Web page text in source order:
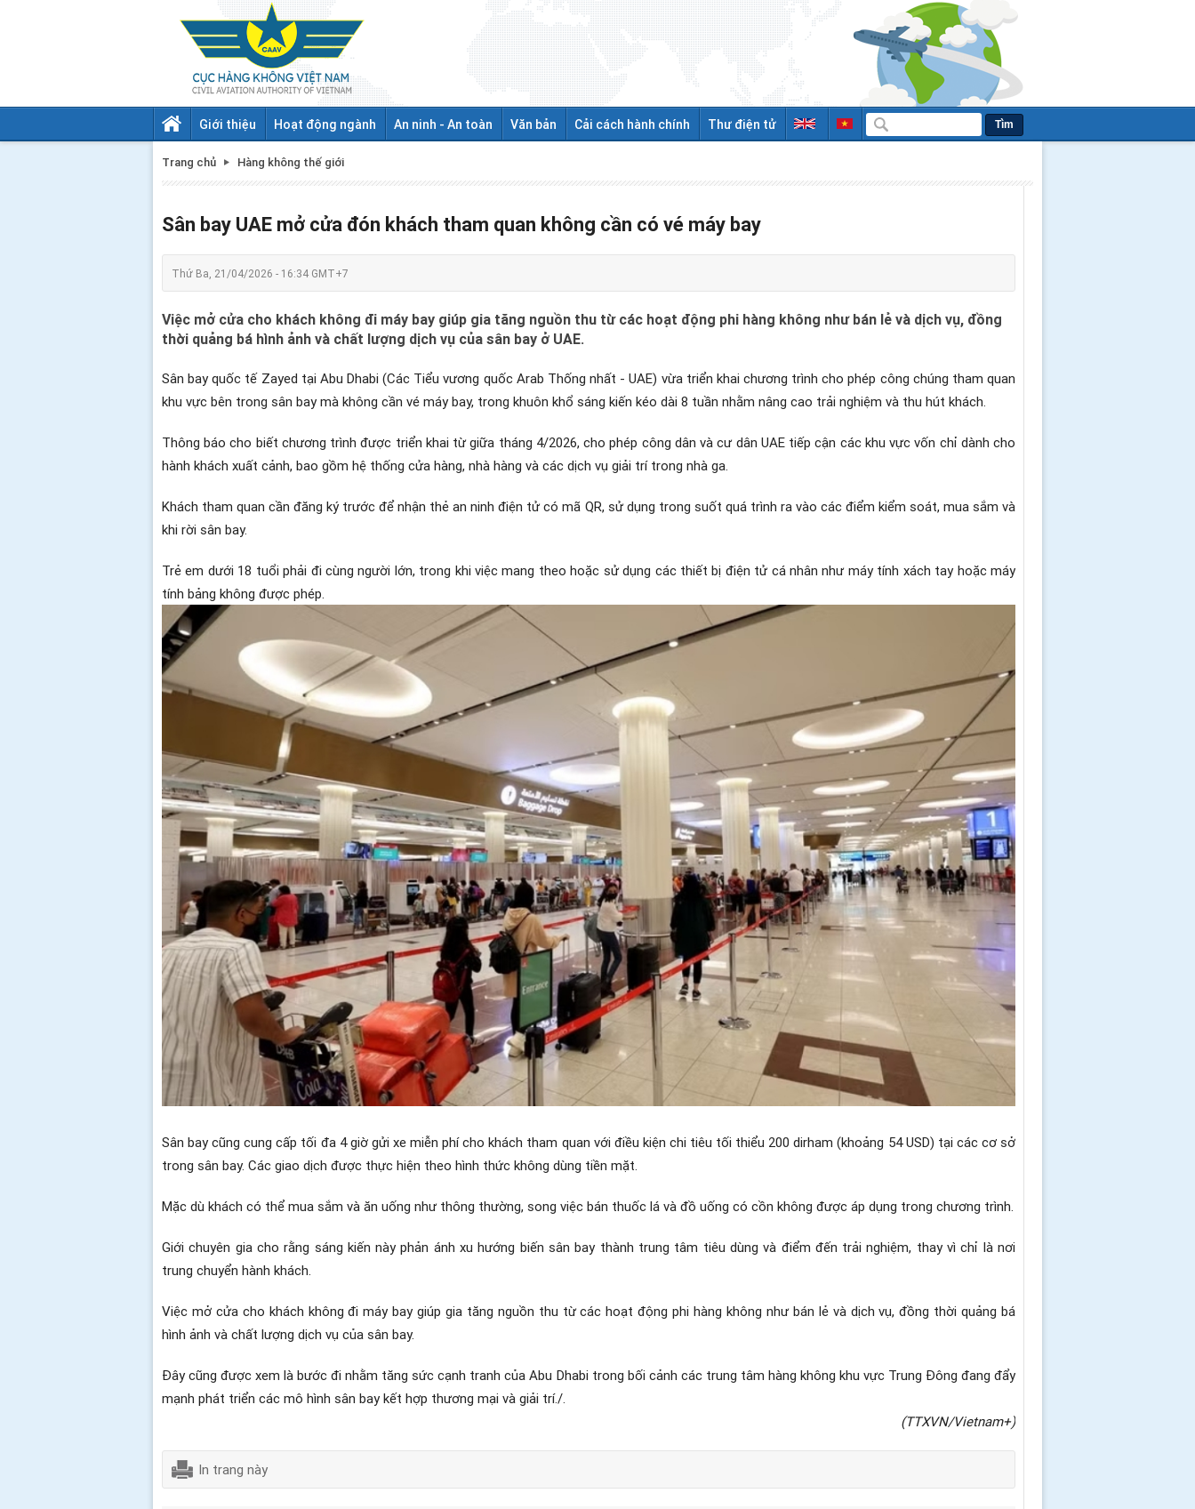
Giới thiệu Hoạt động ngành An ninh - An toàn Văn bản Cải cách hành chính Thư điện tử Tìm
Trang chủ Hàng không thế giới
Sân bay UAE mở cửa đón khách tham quan không cần có vé máy bay
Thứ Ba, 21/04/2026 - 16:34 GMT+7
Việc mở cửa cho khách không đi máy bay giúp gia tăng nguồn thu từ các hoạt động phi hàng không như bán lẻ và dịch vụ, đồng
thời quảng bá hình ảnh và chất lượng dịch vụ của sân bay ở UAE.
Sân bay quốc tế Zayed tại Abu Dhabi (Các Tiểu vương quốc Arab Thống nhất - UAE) vừa triển khai chương trình cho phép công chúng tham quan
khu vực bên trong sân bay mà không cần vé máy bay, trong khuôn khổ sáng kiến kéo dài 8 tuần nhằm nâng cao trải nghiệm và thu hút khách.
Thông báo cho biết chương trình được triển khai từ giữa tháng 4/2026, cho phép công dân và cư dân UAE tiếp cận các khu vực vốn chỉ dành cho
hành khách xuất cảnh, bao gồm hệ thống cửa hàng, nhà hàng và các dịch vụ giải trí trong nhà ga.
Khách tham quan cần đăng ký trước để nhận thẻ an ninh điện tử có mã QR, sử dụng trong suốt quá trình ra vào các điểm kiểm soát, mua sắm và
khi rời sân bay.
Trẻ em dưới 18 tuổi phải đi cùng người lớn, trong khi việc mang theo hoặc sử dụng các thiết bị điện tử cá nhân như máy tính xách tay hoặc máy
tính bảng không được phép.
Sân bay cũng cung cấp tối đa 4 giờ gửi xe miễn phí cho khách tham quan với điều kiện chi tiêu tối thiểu 200 dirham (khoảng 54 USD) tại các cơ sở
trong sân bay. Các giao dịch được thực hiện theo hình thức không dùng tiền mặt.
Mặc dù khách có thể mua sắm và ăn uống như thông thường, song việc bán thuốc lá và đồ uống có cồn không được áp dụng trong chương trình.
Giới chuyên gia cho rằng sáng kiến này phản ánh xu hướng biến sân bay thành trung tâm tiêu dùng và điểm đến trải nghiệm, thay vì chỉ là nơi
trung chuyển hành khách.
Việc mở cửa cho khách không đi máy bay giúp gia tăng nguồn thu từ các hoạt động phi hàng không như bán lẻ và dịch vụ, đồng thời quảng bá
hình ảnh và chất lượng dịch vụ của sân bay.
Đây cũng được xem là bước đi nhằm tăng sức cạnh tranh của Abu Dhabi trong bối cảnh các trung tâm hàng không khu vực Trung Đông đang đẩy
mạnh phát triển các mô hình sân bay kết hợp thương mại và giải trí./.
(TTXVN/Vietnam+)
In trang này